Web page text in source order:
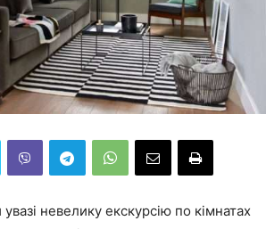
невелику екскурсію по кімнатах